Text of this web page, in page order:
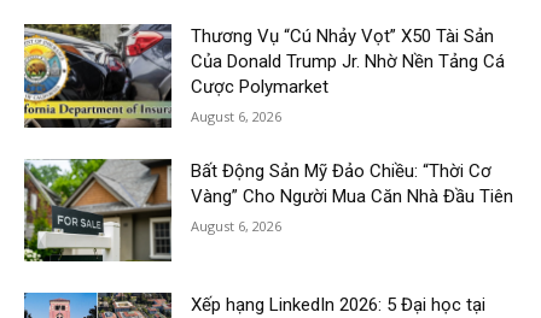
Thương Vụ “Cú Nhảy Vọt” X50 Tài Sản
Của Donald Trump Jr. Nhờ Nền Tảng Cá
Cược Polymarket
August 6, 2026
Bất Động Sản Mỹ Đảo Chiều: “Thời Cơ
Vàng” Cho Người Mua Căn Nhà Đầu Tiên
August 6, 2026
Xếp hạng LinkedIn 2026: 5 Đại học tại